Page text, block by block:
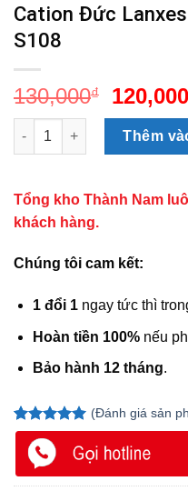
Cation Đức
S108
130,000₫
Giá
gốc
là:
120,000
Cation Đức Lanxess
Thêm
Tổng kho Thành Nam
khách hàng.
Chúng tôi cam kết:
1 đổi 1ngay tức thì
Hoàn tiền 100%nếu
Bảo hành 12 tháng.
5.00trên 5
dựa trên
1
đánh giá
(Đánh giá sản